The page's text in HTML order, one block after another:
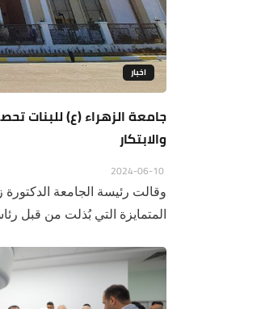
اخبار
والابتكار
وقالت رئيسة الجامعة
المتمايزة التي بُذلت من قبل